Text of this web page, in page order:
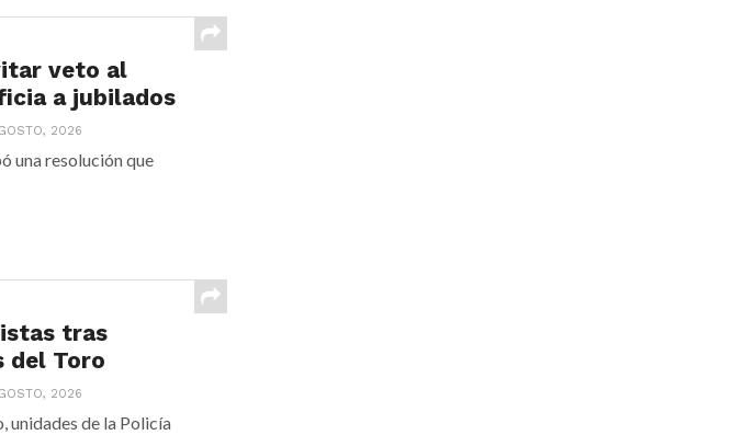
veto al
a jubilados
2026
una resolución que
tras
del Toro
2026
unidades de la Policía